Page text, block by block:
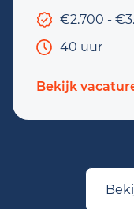
€2.700 -
40 uur
Bekijk